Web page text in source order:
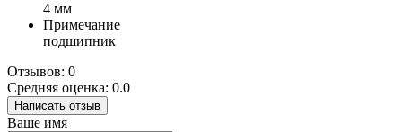
4 мм
Примечание
подшипник
Отзывов: 0
Средняя оценка: 0.0
Написать отзыв
Ваше имя